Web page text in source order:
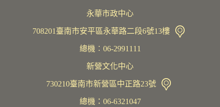
永華市政中心
708201臺南市安平區永華路二段6號13樓
總機︰06-2991111
新營文化中心
730210臺南市新營區中正路23號
總機：06-6321047